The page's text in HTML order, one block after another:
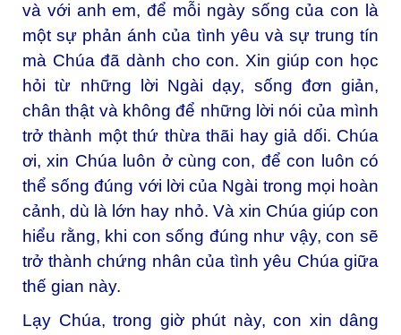
và với anh em, để mỗi ngày sống của con là
một sự phản ánh của tình yêu và sự trung tín
mà Chúa đã dành cho con. Xin giúp con học
hỏi từ những lời Ngài dạy, sống đơn giản,
chân thật và không để những lời nói của mình
trở thành một thứ thừa thãi hay giả dối. Chúa
ơi, xin Chúa luôn ở cùng con, để con luôn có
thể sống đúng với lời của Ngài trong mọi hoàn
cảnh, dù là lớn hay nhỏ. Và xin Chúa giúp con
hiểu rằng, khi con sống đúng như vậy, con sẽ
trở thành chứng nhân của tình yêu Chúa giữa
thế gian này.
Lạy Chúa, trong giờ phút này, con xin dâng